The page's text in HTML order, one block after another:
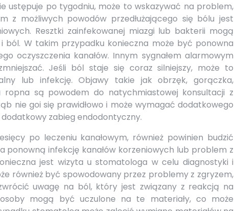
ustępuje po tygodniu, może to wskazywać na problem,
z możliwych powodów przedłużającego się bólu jest
Resztki zainfekowanej miazgi lub bakterii mogą
ból. W takim przypadku konieczna może być ponowna
oczyszczenia kanałów. Innym sygnałem alarmowym
Jeśli ból staje się coraz silniejszy, może to
lub infekcję. Objawy takie jak obrzęk, gorączka,
są powodem do natychmiastowej konsultacji z
nie goi się prawidłowo i może wymagać dodatkowego
zabieg endodontyczny.
po leczeniu kanałowym, również powinien budzić
ponowną infekcję kanałów korzeniowych lub problem z
jest wizyta u stomatologa w celu diagnostyki i
również być spowodowany przez problemy z zgryzem,
uwagę na ból, który jest związany z reakcją na
osoby mogą być uczulone na te materiały, co może